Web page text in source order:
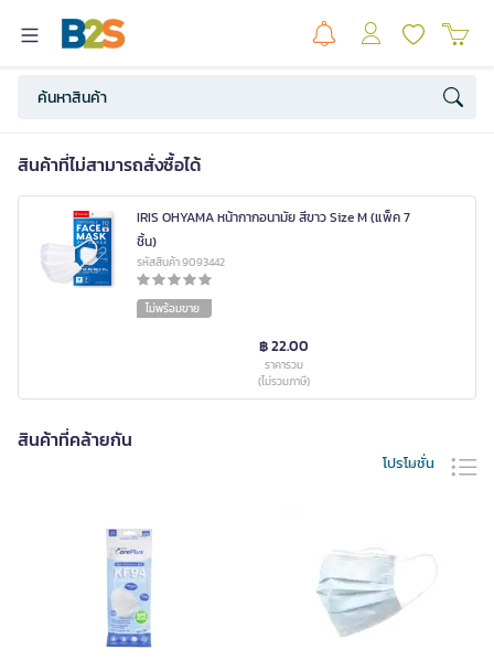
สินค้าที่ไม่สามารถสั่งซื้อได้
IRIS OHYAMA หน้ากากอนามัย สีขาว Size M (แพ็ค 7
ชิ้น)
รหัสสินค้า 9093442
ไม่พร้อมขาย
฿ 22.00
ราคารวม
(ไม่รวมภาษี)
สินค้าที่คล้ายกัน
โปรโมชั่น